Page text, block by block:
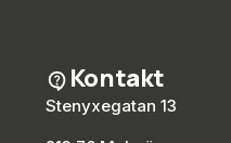
Kontakt
Stenyxegatan 13